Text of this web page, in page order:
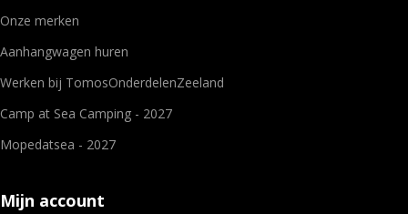
Onze merken
Aanhangwagen huren
Werken bij TomosOnderdelenZeeland
Camp at Sea Camping - 2027
Mopedatsea - 2027
Mijn account